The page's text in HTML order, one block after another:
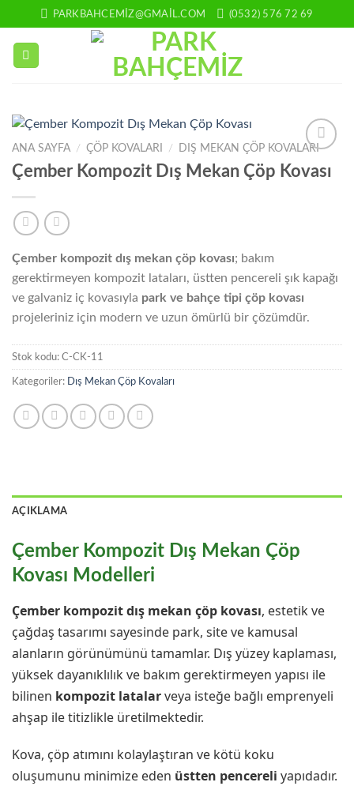
atla
PARKBAHCEMIZ@GMAIL.COM (0532) 576 72 69
wishlist
ANA SAYFA / ÇÖP KOVALARI / DIŞ MEKAN ÇÖP KOVALARI
Çember Kompozit Dış Mekan Çöp Kovası
Çember kompozit dış mekan çöp kovası; bakım
gerektirmeyen kompozit lataları, üstten pencereli şık kapağı
ve galvaniz iç kovasıyla park ve bahçe tipi çöp kovası
projeleriniz için modern ve uzun ömürlü bir çözümdür.
Stok kodu: C-CK-11
Kategoriler: Dış Mekan Çöp Kovaları
AÇIKLAMA
Çember Kompozit Dış Mekan Çöp
Kovası Modelleri
Çember kompozit dış mekan çöp kovası, estetik ve
çağdaş tasarımı sayesinde park, site ve kamusal
alanların görünümünü tamamlar. Dış yüzey kaplaması,
yüksek dayanıklılık ve bakım gerektirmeyen yapısı ile
bilinen kompozit latalarveya isteğe bağlı emprenyeli
ahşap ile titizlikle üretilmektedir.
Kova, çöp atımını kolaylaştıran ve kötü koku
oluşumunu minimize eden üstten pencereli yapıdadır.